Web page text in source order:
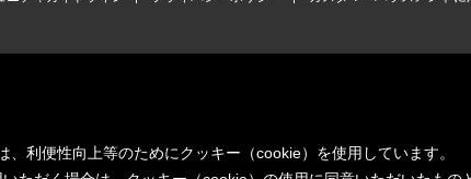
、利便性向上等のためにクッキー（cookie）を使用しています。